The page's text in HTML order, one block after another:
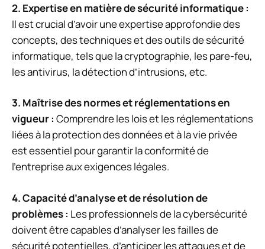
2. Expertise en matière de sécurité informatique :
Il est crucial d’avoir une expertise approfondie des
concepts, des techniques et des outils de sécurité
informatique, tels que la cryptographie, les pare-feu,
les antivirus, la détection d’intrusions, etc.
3. Maîtrise des normes et réglementations en
vigueur : Comprendre les lois et les réglementations
liées à la protection des données et à la vie privée
est essentiel pour garantir la conformité de
l’entreprise aux exigences légales.
4. Capacité d’analyse et de résolution de
problèmes : Les professionnels de la cybersécurité
doivent être capables d’analyser les failles de
sécurité potentielles, d’anticiper les attaques et de